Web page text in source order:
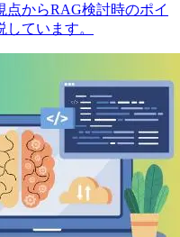
からRAG検討時のポイ
ています。